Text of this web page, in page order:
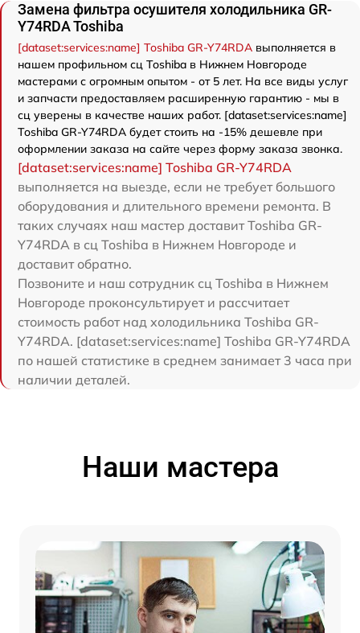
Замена фильтра осушителя холодильника GR-
Y74RDA Toshiba
[dataset:services:name] Toshiba GR-Y74RDA выполняется в
нашем профильном сц Toshiba в Нижнем Новгороде
мастерами с огромным опытом - от 5 лет. На все виды услуг
и запчасти предоставляем расширенную гарантию - мы в
сц уверены в качестве наших работ. [dataset:services:name]
Toshiba GR-Y74RDA будет стоить на -15% дешевле при
оформлении заказа на сайте через форму заказа звонка.
[dataset:services:name] Toshiba GR-Y74RDA
выполняется на выезде, если не требует большого
оборудования и длительного времени ремонта. В
таких случаях наш мастер доставит Toshiba GR-
Y74RDA в сц Toshiba в Нижнем Новгороде и
доставит обратно.
Позвоните и наш сотрудник сц Toshiba в Нижнем
Новгороде проконсультирует и рассчитает
стоимость работ над холодильника Toshiba GR-
Y74RDA. [dataset:services:name] Toshiba GR-Y74RDA
по нашей статистике в среднем занимает 3 часа при
наличии деталей.
Наши мастера